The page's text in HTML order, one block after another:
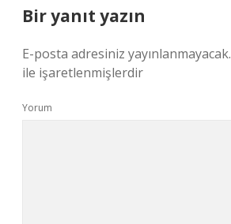
Bir yanıt yazın
E-posta adresiniz yayınlanmayacak.
ile işaretlenmişlerdir
Yorum